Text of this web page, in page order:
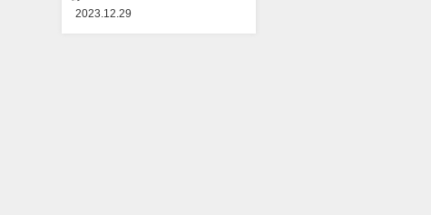
2023.12.29